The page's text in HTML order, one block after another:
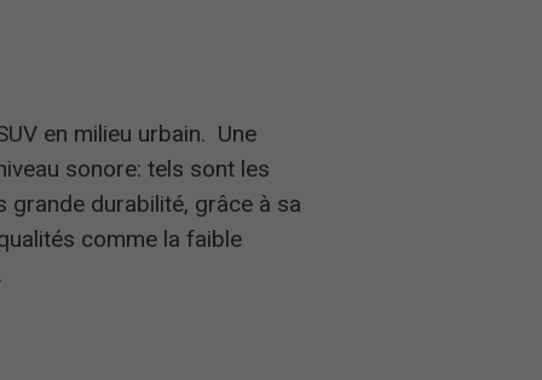
en milieu urbain. Une
sonore: tels sont les
durabilité, grâce à sa
comme la faible